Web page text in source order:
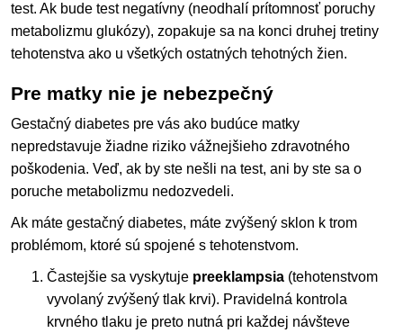
test. Ak bude test negatívny (neodhalí prítomnosť poruchy
metabolizmu glukózy), zopakuje sa na konci druhej tretiny
tehotenstva ako u všetkých ostatných tehotných žien.
Pre matky nie je nebezpečný
Gestačný diabetes pre vás ako budúce matky
nepredstavuje žiadne riziko vážnejšieho zdravotného
poškodenia. Veď, ak by ste nešli na test, ani by ste sa o
poruche metabolizmu nedozvedeli.
Ak máte gestačný diabetes, máte zvýšený sklon k trom
problémom, ktoré sú spojené s tehotenstvom.
Častejšie sa vyskytuje preeklampsia (tehotenstvom
vyvolaný zvýšený tlak krvi). Pravidelná kontrola
krvného tlaku je preto nutná pri každej návšteve